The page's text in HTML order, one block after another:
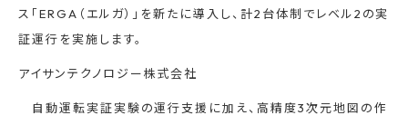
ス「ERGA（エルガ）」を新たに導入し、計2台体制でレベル2の実
証運行を実施します。
アイサンテクノロジー株式会社
自動運転実証実験の運行支援に加え、高精度3次元地図の作